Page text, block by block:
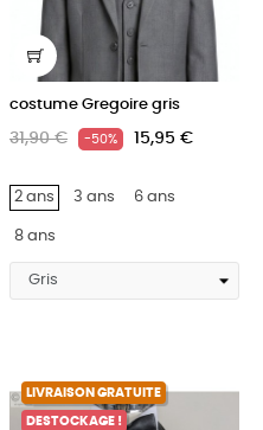
costume Gregoire gris
31,90 € -50% 15,95 €
2 ans 3 ans 6 ans
8 ans
LIVRAISON GRATUITE
DESTOCKAGE !